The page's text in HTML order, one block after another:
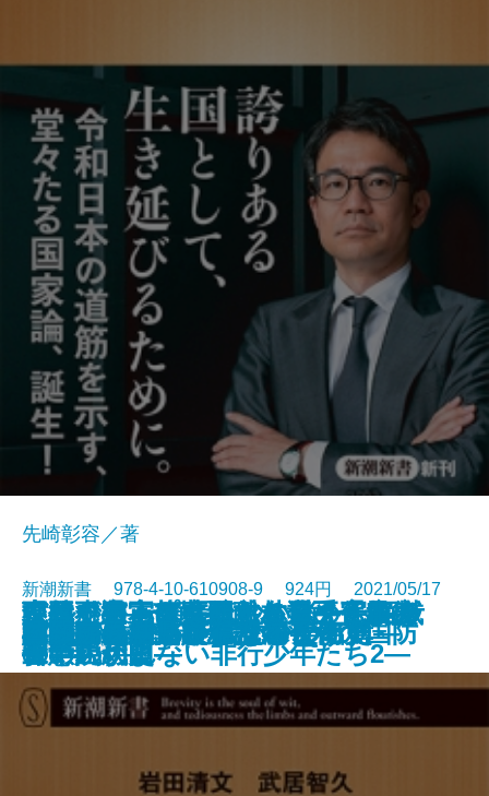
不要不急―苦境と向き合う仏教の
智慧―
財務省の「ワル」
森林で日本は蘇る―林業の瓦解を
食い止めよ―
その病気、市販薬で治せます
陶芸は生きがいになる
ビジネス戦略から読む美術史
シルクロード―流沙に消えた西域
三十六か国―
57歳で婚活したらすごかった
現役引退―プロ野球名選手「最後
の1年」―
国家の尊厳
先崎彰容／著
新潮新書 978-4-10-610908-9 924円 2021/05/17
新書電子書籍あり
自衛隊最高幹部が語る令和の国防
古代史の正体―縄文から平安まで
―
どうしても頑張れない人たち―ケ
ーキの切れない非行少年たち2―
マスクをするサル
中国が宇宙を支配する日―宇宙安
保の現代史―
小説家になって億を稼ごう
毒親の日本史
検閲官―発見されたGHQ名簿―
認知症の新しい常識
ロシアを決して信じるな